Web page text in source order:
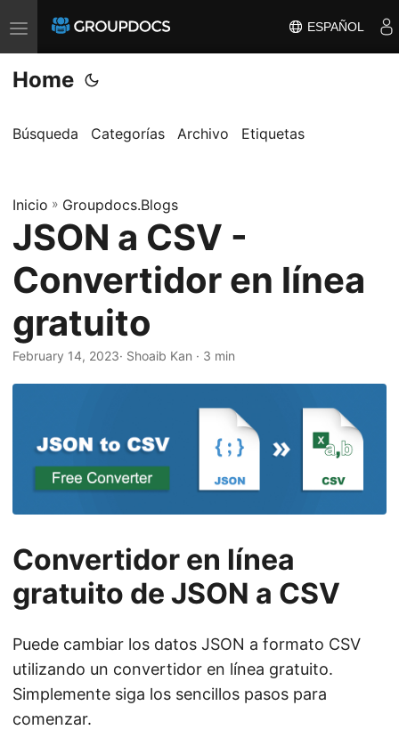
T
o
g
l
a
v
i
g
t
i
o
ESPAÑOL
Home
Búsqueda Categorías Archivo Etiquetas
Inicio » Groupdocs.Blogs
JSON a CSV -
Convertidor en línea
gratuito
February 14, 2023· Shoaib Kan · 3 min
Convertidor en línea
gratuito de JSON a CSV
Puede cambiar los datos JSON a formato CSV
utilizando un convertidor en línea gratuito.
Simplemente siga los sencillos pasos para
comenzar.